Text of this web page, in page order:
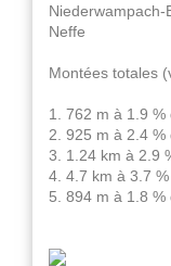
Neffe
Montées totales
1. 762 m à 1.9
2. 925 m à 2.4
3. 1.24 km à 2.9
4. 4.7 km à 3.7
5. 894 m à 1.8